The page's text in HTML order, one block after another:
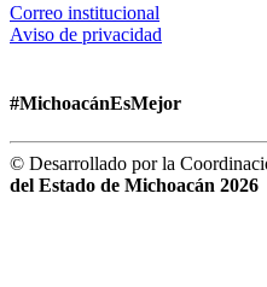
Correo institucional
Aviso de privacidad
#MichoacánEsMejor
© Desarrollado por la
del Estado de Michoacán 2026